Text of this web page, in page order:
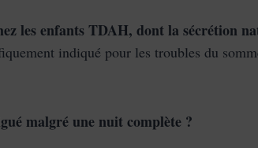
les enfants TDAH, dont la sécrétion
indiqué pour les troubles du
malgré une nuit complète ?